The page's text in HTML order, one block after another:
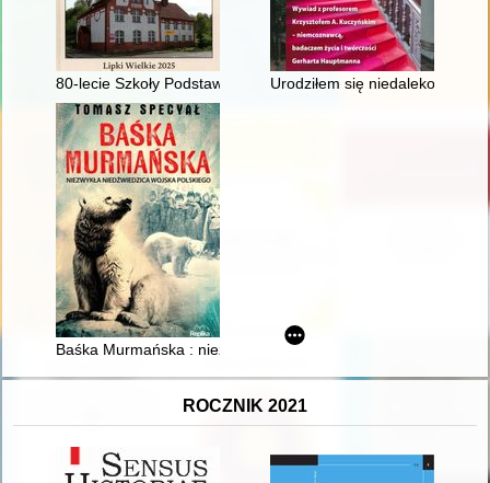
80-lecie Szkoły Podstawowej w Lipkach Wielkich
Urodziłem się niedaleko willi
Baśka Murmańska : niezwykła niedźwiedzica Wojska Polskiego
ROCZNIK 2021